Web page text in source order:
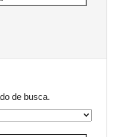
de busca.